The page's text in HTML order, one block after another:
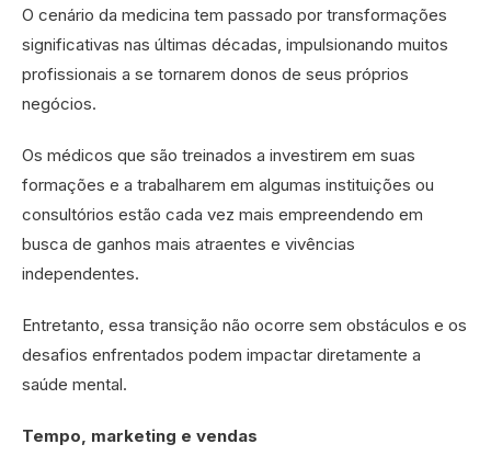
O cenário da medicina tem passado por transformações
significativas nas últimas décadas, impulsionando muitos
profissionais a se tornarem donos de seus próprios
negócios.
Os médicos que são treinados a investirem em suas
formações e a trabalharem em algumas instituições ou
consultórios estão cada vez mais empreendendo em
busca de ganhos mais atraentes e vivências
independentes.
Entretanto, essa transição não ocorre sem obstáculos e os
desafios enfrentados podem impactar diretamente a
saúde mental.
Tempo, marketing e vendas